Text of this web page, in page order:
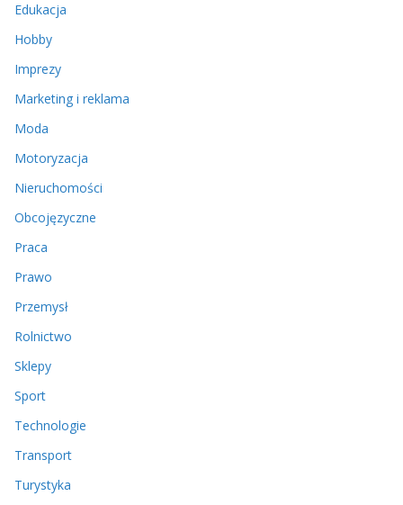
Edukacja
Hobby
Imprezy
Marketing i reklama
Moda
Motoryzacja
Nieruchomości
Obcojęzyczne
Praca
Prawo
Przemysł
Rolnictwo
Sklepy
Sport
Technologie
Transport
Turystyka